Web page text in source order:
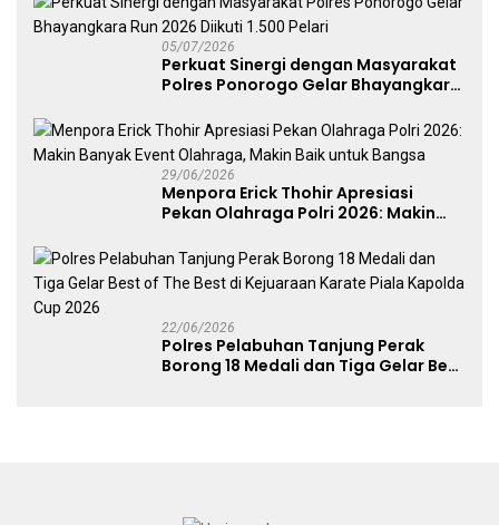
05/07/2026
Perkuat Sinergi dengan Masyarakat
Polres Ponorogo Gelar Bhayangkara
29/06/2026
Menpora Erick Thohir Apresiasi
Pekan Olahraga Polri 2026: Makin
untuk Bangsa
22/06/2026
Polres Pelabuhan Tanjung Perak
Borong 18 Medali dan Tiga Gelar Best